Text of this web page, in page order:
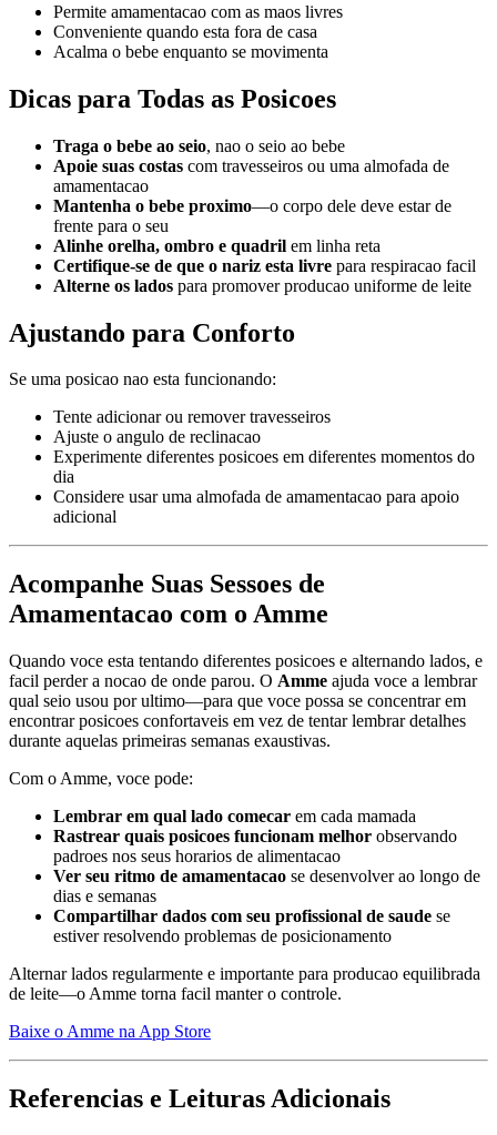
Permite amamentacao com as maos livres
Conveniente quando esta fora de casa
Acalma o bebe enquanto se movimenta
Dicas para Todas as Posicoes
Traga o bebe ao seio, nao o seio ao bebe
Apoie suas costas com travesseiros ou uma almofada de
amamentacao
Mantenha o bebe proximo—o corpo dele deve estar de
frente para o seu
Alinhe orelha, ombro e quadril em linha reta
Certifique-se de que o nariz esta livre para respiracao facil
Alterne os lados para promover producao uniforme de leite
Ajustando para Conforto
Se uma posicao nao esta funcionando:
Tente adicionar ou remover travesseiros
Ajuste o angulo de reclinacao
Experimente diferentes posicoes em diferentes momentos do
dia
Considere usar uma almofada de amamentacao para apoio
adicional
Acompanhe Suas Sessoes de
Amamentacao com o Amme
Quando voce esta tentando diferentes posicoes e alternando lados, e
facil perder a nocao de onde parou. O Amme ajuda voce a lembrar
qual seio usou por ultimo—para que voce possa se concentrar em
encontrar posicoes confortaveis em vez de tentar lembrar detalhes
durante aquelas primeiras semanas exaustivas.
Com o Amme, voce pode:
Lembrar em qual lado comecar em cada mamada
Rastrear quais posicoes funcionam melhor observando
padroes nos seus horarios de alimentacao
Ver seu ritmo de amamentacao se desenvolver ao longo de
dias e semanas
Compartilhar dados com seu profissional de saude se
estiver resolvendo problemas de posicionamento
Alternar lados regularmente e importante para producao equilibrada
de leite—o Amme torna facil manter o controle.
Baixe o Amme na App Store
Referencias e Leituras Adicionais